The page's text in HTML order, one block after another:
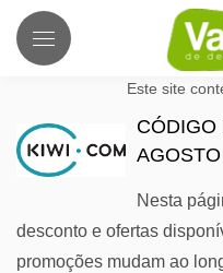
Este site
CÓDIGO
Nesta
desconto e ofertas
promoções mudam ao